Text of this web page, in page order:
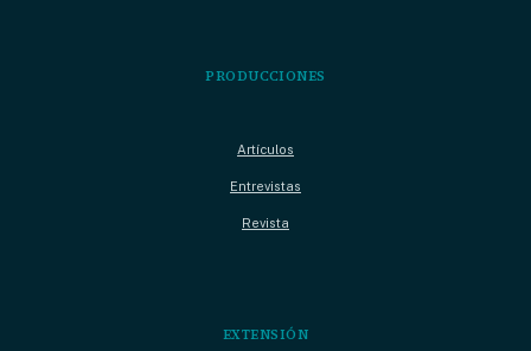
PRODUCCIONES
Artículos
Entrevistas
Revista
EXTENSIÓN